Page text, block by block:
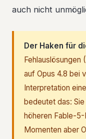
auch nicht
Der Haken für
Fehlauslösungen
auf Opus 4.8 bei
Interpretation
bedeutet das:
höheren Fable-5-
Momenten aber